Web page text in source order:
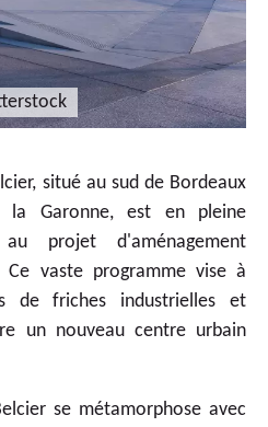
situé au sud de Bordeaux
Garonne, est en pleine
projet d'aménagement
Ce vaste programme vise à
de friches industrielles et
un nouveau centre urbain
se métamorphose avec